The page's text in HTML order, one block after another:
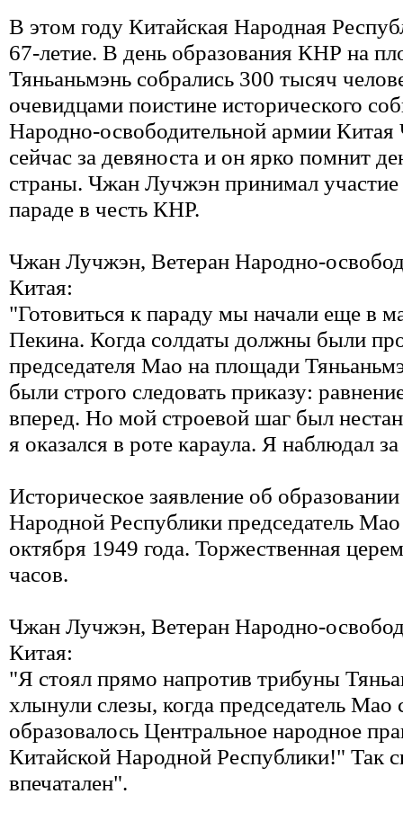
В этом году Китайская Народная
67-летие. В день образования КНР на
Тяньаньмэнь собрались 300 тысяч
очевидцами поистине исторического
Народно-освободительной армии
сейчас за девяноста и он ярко помнит
страны. Чжан Лучжэн принимал
параде в честь КНР.
Чжан Лучжэн, Ветеран Народно-
Китая:
"Готовиться к параду мы начали еще в
Пекина. Когда солдаты должны были
председателя Мао на площади
были строго следовать приказу:
вперед. Но мой строевой шаг был
я оказался в роте караула. Я наблюдал
Историческое заявление об
Народной Республики председатель Мао
октября 1949 года. Торжественная
часов.
Чжан Лучжэн, Ветеран Народно-
Китая:
"Я стоял прямо напротив трибуны
хлынули слезы, когда председатель Мао
образовалось Центральное народное
Китайской Народной Республики!" Так
впечатален".